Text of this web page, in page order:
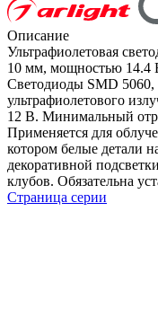
Описание
Ультрафиолетовая
10 мм, мощностью 14.4
Светодиоды SMD 5060,
ультрафиолетового
12 В. Минимальный
Применяется для
котором белые детали
декоративной
клубов. Обязательна
Страница серии